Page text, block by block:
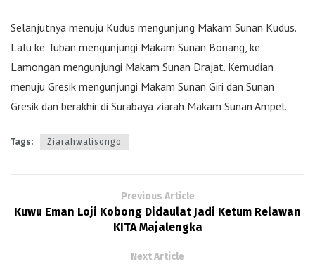
Selanjutnya menuju Kudus mengunjung Makam Sunan Kudus.
Lalu ke Tuban mengunjungi Makam Sunan Bonang, ke
Lamongan mengunjungi Makam Sunan Drajat. Kemudian
menuju Gresik mengunjungi Makam Sunan Giri dan Sunan
Gresik dan berakhir di Surabaya ziarah Makam Sunan Ampel.
Tags: Ziarahwalisongo
Previous Article
Kuwu Eman Loji Kobong Didaulat Jadi Ketum Relawan
KITA Majalengka
Next Article